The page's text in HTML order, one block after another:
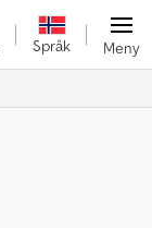
Språk Meny